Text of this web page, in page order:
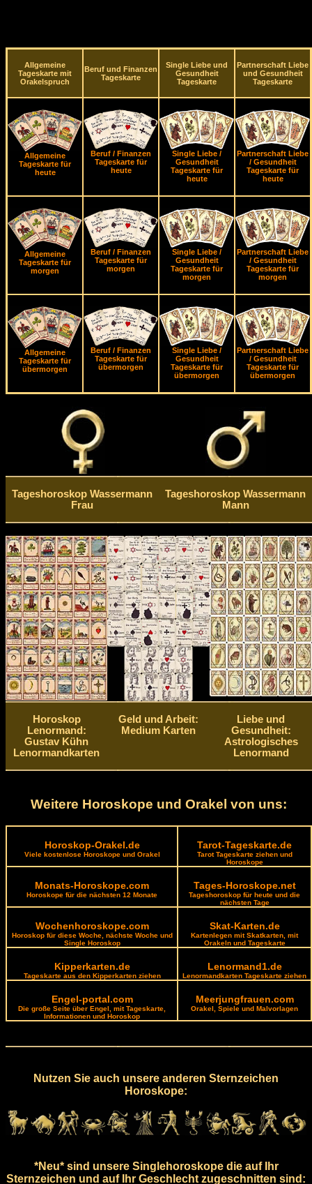
Allgemeine
Tageskarte mit
Orakelspruch
Beruf und Finanzen
Tageskarte
Single Liebe und
Gesundheit
Tageskarte
Partnerschaft Liebe
und Gesundheit
Tageskarte
Allgemeine
Tageskarte für
heute
Beruf / Finanzen
Tageskarte für
heute
Single Liebe /
Gesundheit
Tageskarte für
heute
Partnerschaft Liebe
/ Gesundheit
Tageskarte für
heute
Allgemeine
Tageskarte für
morgen
Beruf / Finanzen
Tageskarte für
morgen
Single Liebe /
Gesundheit
Tageskarte für
morgen
Partnerschaft Liebe
/ Gesundheit
Tageskarte für
morgen
Allgemeine
Tageskarte für
übermorgen
Beruf / Finanzen
Tageskarte für
übermorgen
Single Liebe /
Gesundheit
Tageskarte für
übermorgen
Partnerschaft Liebe
/ Gesundheit
Tageskarte für
übermorgen
Tageshoroskop Wassermann
Frau
Tageshoroskop Wassermann
Mann
Horoskop
Lenormand:
Gustav Kühn
Lenormandkarten
Geld und Arbeit:
Medium Karten
Liebe und
Gesundheit:
Astrologisches
Lenormand
Weitere Horoskope und Orakel von uns:
Horoskop-Orakel.de
Viele kostenlose Horoskope und Orakel
Tarot-Tageskarte.de
Tarot Tageskarte ziehen und
Horoskope
Monats-Horoskope.com
Horoskope für die nächsten 12 Monate
Tages-Horoskope.net
Tageshoroskop für heute und die
nächsten Tage
Wochenhoroskope.com
Horoskop für diese Woche, nächste Woche und
Single Horoskop
Skat-Karten.de
Kartenlegen mit Skatkarten, mit
Orakeln und Tageskarte
Kipperkarten.de
Tageskarte aus den Kipperkarten ziehen
Lenormand1.de
Lenormandkarten Tageskarte ziehen
Engel-portal.com
Die große Seite über Engel, mit Tageskarte,
Informationen und Horoskop
Meerjungfrauen.com
Orakel, Spiele und Malvorlagen
Nutzen Sie auch unsere anderen Sternzeichen
Horoskope:
*Neu* sind unsere Singlehoroskope die auf Ihr
Sternzeichen und auf Ihr Geschlecht zugeschnitten sind: